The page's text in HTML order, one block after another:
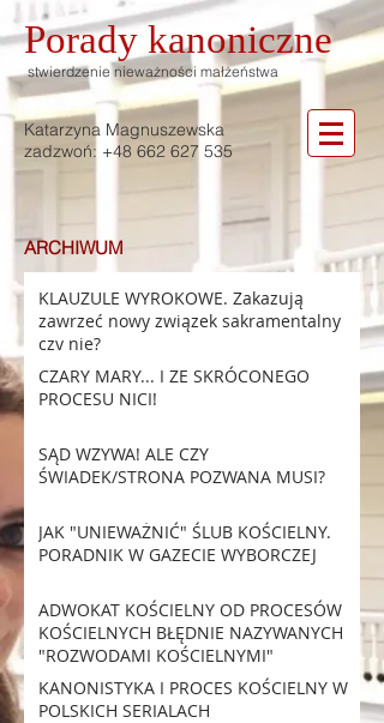
Porady kanoniczne
stwierdzenie nieważności małżeństwa
Katarzyna Magnuszewska
zadzwoń: +48 662 627 535
ARCHIWUM
KLAUZULE WYROKOWE. Zakazują
zawrzeć nowy związek sakramentalny
czy nie?
CZARY MARY... I ZE SKRÓCONEGO
PROCESU NICI!
SĄD WZYWA! ALE CZY
ŚWIADEK/STRONA POZWANA MUSI?
JAK "UNIEWAŻNIĆ" ŚLUB KOŚCIELNY.
PORADNIK W GAZECIE WYBORCZEJ
ADWOKAT KOŚCIELNY OD PROCESÓW
KOŚCIELNYCH BŁĘDNIE NAZYWANYCH
"ROZWODAMI KOŚCIELNYMI"
KANONISTYKA I PROCES KOŚCIELNY W
POLSKICH SERIALACH